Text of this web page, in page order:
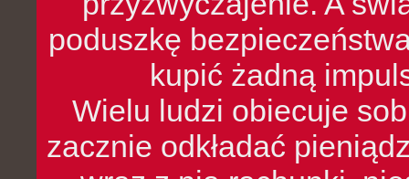
poduszkę
kupić żadną
Wielu ludzi obiecuje
zacznie odkładać